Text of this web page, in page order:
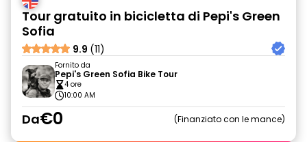
Tour gratuito in bicicletta di Pepi's Green
Sofia
9.9 (11)
Fornito da
Pepi's Green Sofia Bike Tour
4 ore
10:00 AM
Da€0 Finanziato con le mance